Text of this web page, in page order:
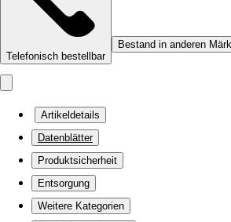
Telefonisch bestellbar
Bestand in anderen
Artikeldetails
Datenblätter
Produktsicherheit
Entsorgung
Weitere Kategorien